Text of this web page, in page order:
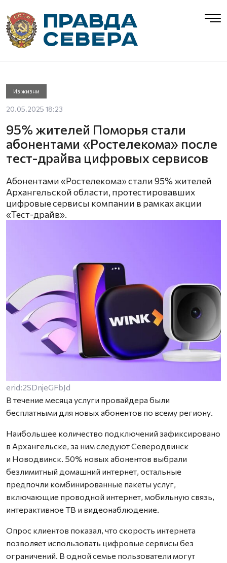
Из жизни
20.05.2025 18:23
95% жителей Поморья стали
абонентами «Ростелекома» после
тест-драйва цифровых сервисов
Абонентами «Ростелекома» стали 95% жителей
Архангельской области, протестировавших
цифровые сервисы компании в рамках акции
«Тест-драйв».
erid:2SDnjeGFbJd
В течение месяца услуги провайдера были
бесплатными для новых абонентов по всему региону.
Наибольшее количество подключений зафиксировано
в Архангельске, за ним следуют Северодвинск
и Новодвинск. 50% новых абонентов выбрали
безлимитный домашний интернет, остальные
предпочли комбинированные пакеты услуг,
включающие проводной интернет, мобильную связь,
интерактивное ТВ и видеонаблюдение.
Опрос клиентов показал, что скорость интернета
позволяет использовать цифровые сервисы без
ограничений. В одной семье пользователи могут